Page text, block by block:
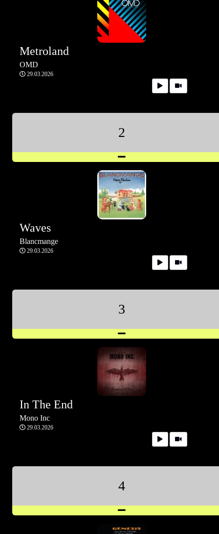
Metroland
OMD
29.03.2026
2
Waves
Blancmange
29.03.2026
3
In The End
Mono Inc
29.03.2026
4